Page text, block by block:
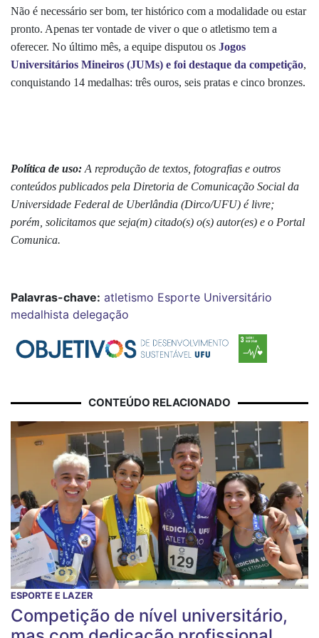
Não é necessário ser bom, ter histórico com a modalidade ou estar
pronto. Apenas ter vontade de viver o que o atletismo tem a
oferecer. No último mês, a equipe disputou os Jogos
Universitários Mineiros (JUMs) e foi destaque da competição,
conquistando 14 medalhas: três ouros, seis pratas e cinco bronzes.
Política de uso: A reprodução de textos, fotografias e outros
conteúdos publicados pela Diretoria de Comunicação Social da
Universidade Federal de Uberlândia (Dirco/UFU) é livre;
porém, solicitamos que seja(m) citado(s) o(s) autor(es) e o Portal
Comunica.
Palavras-chave: atletismo Esporte Universitário
medalhista delegação
CONTEÚDO RELACIONADO
ESPORTE E LAZER
Competição de nível universitário,